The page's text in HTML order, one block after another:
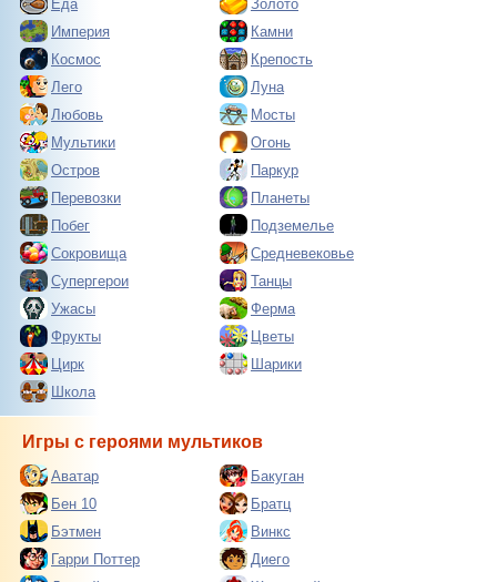
Еда
Золото
Империя
Камни
Космос
Крепость
Лего
Луна
Любовь
Мосты
Мультики
Огонь
Остров
Паркур
Перевозки
Планеты
Побег
Подземелье
Сокровища
Средневековье
Супергерои
Танцы
Ужасы
Ферма
Фрукты
Цветы
Цирк
Шарики
Школа
Игры с героями мультиков
Аватар
Бакуган
Бен 10
Братц
Бэтмен
Винкс
Гарри Поттер
Диего